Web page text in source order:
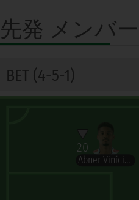
先発 メンバー
BET (4-5-1)
20
Abner Vinícius